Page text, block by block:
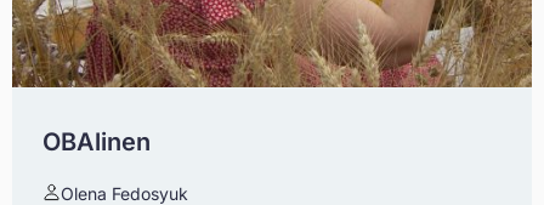
OBAlinen
Olena Fedosyuk